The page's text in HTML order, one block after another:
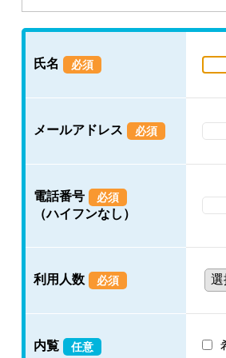
氏名 必須
メールアドレス 必須
電話番号 必須
（ハイフンなし）
利用人数 必須
内覧 任意